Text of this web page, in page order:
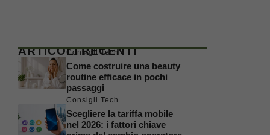
ARTICOLI RECENTI
Consigli Tech
Come costruire una beauty
routine efficace in pochi
passaggi
Consigli Tech
Scegliere la tariffa mobile
nel 2026: i fattori chiave